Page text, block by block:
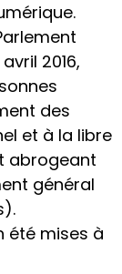
2016,
des
et à la libre
abrogeant
général
été mises à